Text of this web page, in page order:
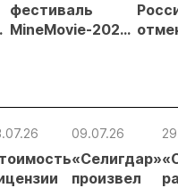
фестиваль
MineMovie-2026
МСБ
09.07.26
«Селигдар»
произвел